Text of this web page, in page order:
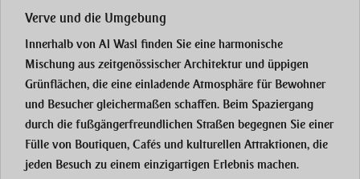
Verve und die Umgebung
Innerhalb von Al Wasl finden Sie eine harmonische
Mischung aus zeitgenössischer Architektur und üppigen
Grünflächen, die eine einladende Atmosphäre für Bewohner
und Besucher gleichermaßen schaffen. Beim Spaziergang
durch die fußgängerfreundlichen Straßen begegnen Sie einer
Fülle von Boutiquen, Cafés und kulturellen Attraktionen, die
jeden Besuch zu einem einzigartigen Erlebnis machen.